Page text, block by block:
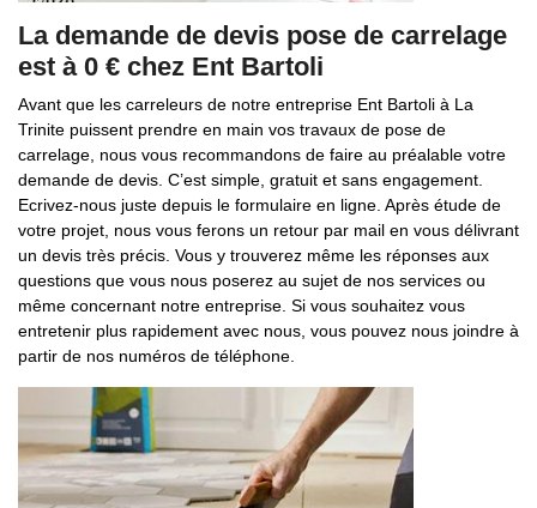
La demande de devis pose de carrelage
est à 0 € chez Ent Bartoli
Avant que les carreleurs de notre entreprise Ent Bartoli à La
Trinite puissent prendre en main vos travaux de pose de
carrelage, nous vous recommandons de faire au préalable votre
demande de devis. C’est simple, gratuit et sans engagement.
Ecrivez-nous juste depuis le formulaire en ligne. Après étude de
votre projet, nous vous ferons un retour par mail en vous délivrant
un devis très précis. Vous y trouverez même les réponses aux
questions que vous nous poserez au sujet de nos services ou
même concernant notre entreprise. Si vous souhaitez vous
entretenir plus rapidement avec nous, vous pouvez nous joindre à
partir de nos numéros de téléphone.